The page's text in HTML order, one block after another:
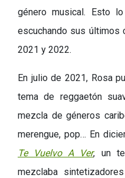
género musical. Esto
escuchando sus últimos
2021 y 2022.
En julio de 2021, Rosa
tema de reggaetón
mezcla de géneros
merengue, pop… En
Te Vuelvo A Ver, un
mezclaba